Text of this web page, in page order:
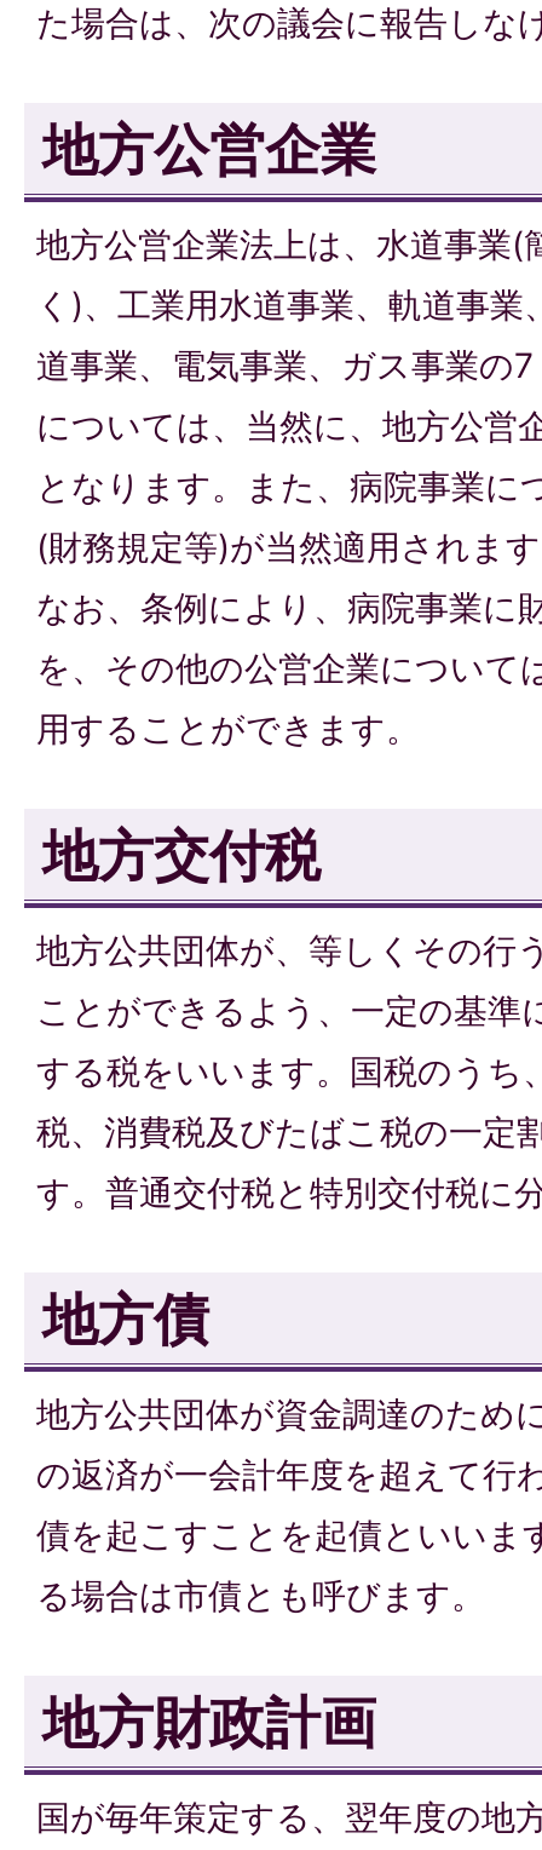
た場合は、次の議会に報告しな
地方公営企業
地方公営企業法上は、水道事業(
く)、工業用水道事業、軌道事業
道事業、電気事業、ガス事業の
については、当然に、地方公営
となります。また、病院事業に
(財務規定等)が当然適用されま
なお、条例により、病院事業に
を、その他の公営企業について
用することができます。
地方交付税
地方公共団体が、等しくその行
ことができるよう、一定の基準
する税をいいます。国税のうち
税、消費税及びたばこ税の一定
す。普通交付税と特別交付税に
地方債
地方公共団体が資金調達のため
の返済が一会計年度を超えて行
債を起こすことを起債といいま
る場合は市債とも呼びます。
地方財政計画
国が毎年策定する、翌年度の地